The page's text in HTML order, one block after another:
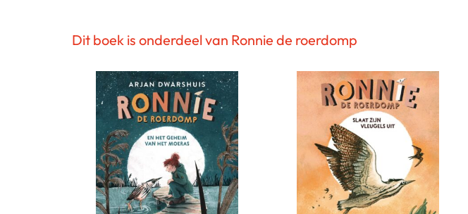
Dit boek is onderdeel van Ronnie de roerdomp